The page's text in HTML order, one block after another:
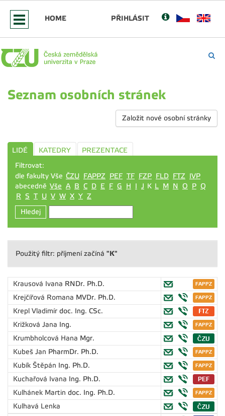
HOME PŘIHLÁSIT
Seznam osobních stránek
Založit nové osobní stránky
LIDÉ KATEDRY
PREZENTACE
Filtrovat:
dle fakulty Vše ČZU FAPPZ PEF TF FZP FLD FTZ IVP
abecedně Vše A B C D E F G H I J K L M N O P Q
R S T U V W X Y Z
Hledej
Použitý filtr: příjmení začíná "K"
Krausová Ivana RNDr. Ph.D.
Krejčířová Romana MVDr. Ph.D.
Krepl Vladimír doc. Ing. CSc.
Križková Jana Ing.
Krumbholcová Hana Mgr.
Kubeš Jan PharmDr. Ph.D.
Kubík Štěpán Ing. Ph.D.
Kuchařová Ivana Ing. Ph.D.
Kulhánek Martin doc. Ing. Ph.D.
Kulhavá Lenka